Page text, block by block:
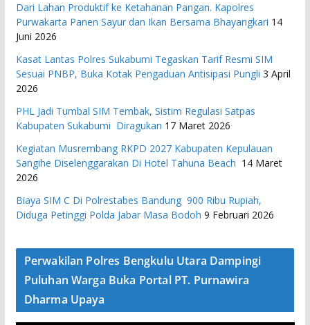
Dari Lahan Produktif ke Ketahanan Pangan. Kapolres
Purwakarta Panen Sayur dan Ikan Bersama Bhayangkari 14
Juni 2026
Kasat Lantas Polres Sukabumi Tegaskan Tarif Resmi SIM
Sesuai PNBP, Buka Kotak Pengaduan Antisipasi Pungli 3 April
2026
PHL Jadi Tumbal SIM Tembak, Sistim Regulasi Satpas
Kabupaten Sukabumi Diragukan 17 Maret 2026
Kegiatan Musrembang RKPD 2027 ​Kabupaten Kepulauan
Sangihe Diselenggarakan Di Hotel Tahuna Beach 14 Maret
2026
Biaya SIM C Di Polrestabes Bandung 900 Ribu Rupiah,
Diduga Petinggi Polda Jabar Masa Bodoh 9 Februari 2026
Perwakilan Polres Bengkulu Utara Dampingi
Puluhan Warga Buka Portal PT. Purnawira
Dharma Upaya